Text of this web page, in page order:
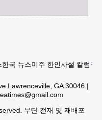
한국 뉴스미주 한인사설 칼럼구
Lawrenceville, GA 30046 |
무단 전재 및 재배포